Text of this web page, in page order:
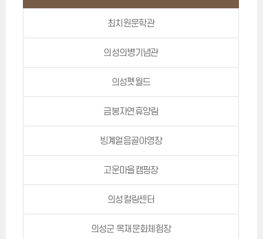
최치원문학관
의성의병기념관
의성펫월드
금봉자연휴양림
빙계얼음골야영장
고운마을캠핑장
의성컬링센터
의성군 목재문화체험장